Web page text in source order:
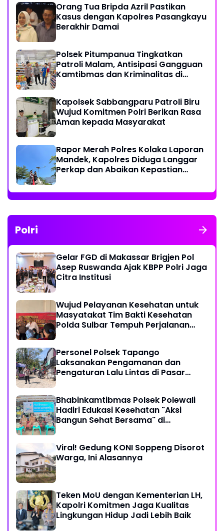
Orang Tua Bripda Azril Pastikan
Kasus dengan Kapolres Pasangkayu
Berakhir Damai
Polsek Pitumpanua Tingkatkan
Patroli Malam, Antisipasi Gangguan
Kamtibmas dan Kriminalitas di
Kapolsek Sabbangparu Patroli Biru
Wujud Komitmen Polri Berikan Rasa
Aman kepada Masyarakat
Rapor Merah Polres Kolaka Laporan
Mandek, Kapolres Diduga Langgar
Perkap dan Abaikan Kepastian
Polri
Gelar FGD di Makassar Brigjen Pol
Asep Ruswanda Ajak KBPP Polri Jaga
Citra Institusi
Wujud Pelayanan Kesehatan untuk
Masyatakat Tim Bakti Kesehatan
Polda Sulbar Tempuh Perjalanan
Personel Polsek Tapango
Laksanakan Pengamanan dan
Pengaturan Lalu Lintas di Pasar
Bhabinkamtibmas Polsek Polewali
Hadiri Edukasi Kesehatan "Aksi
Bangun Sehat Bersama" di
Viral! Gedung KONI Soppeng Disorot
Warga, Ini Alasannya
Teken MoU dengan Kementerian LH,
Kapolri Komitmen Jaga Kualitas
Lingkungan Hidup Jadi Lebih Baik